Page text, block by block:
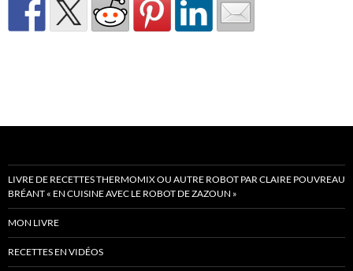
LIVRE DE RECETTES THERMOMIX OU AUTRE ROBOT PAR CLAIRE POUVREAU
BRÉANT « EN CUISINE AVEC LE ROBOT DE ZAZOUN »
MON LIVRE
RECETTES EN VIDÉOS